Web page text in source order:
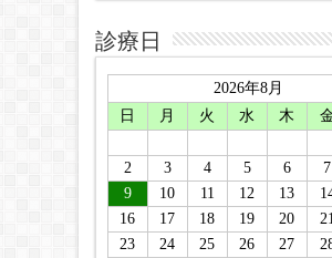
診療日
2026年8月
日
月 火 水 木
2
3 4 5 6 7
9
10 11 12 13
16
17 18 19 20
23
24 25 26 27